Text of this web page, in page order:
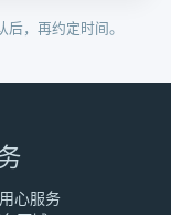
，再约定时间。
心服务